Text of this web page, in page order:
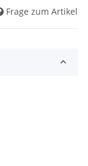
Frage zum Artikel